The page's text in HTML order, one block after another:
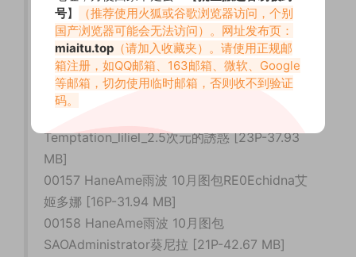
（1356P+20V）- 2 [416P-342.5 MB]
00153 HaneAme雨波 – 雨波2017-2020全
（1356P+20V）- 3 [131P-81.08 MB]
00154 HaneAme雨波 – 雨波2017-2020全
（1356P+20V）- 小视频 [22V 53.58 MB]
Temptation_liliel_2.5次元的誘惑 [23P-37.93
MB]
00157 HaneAme雨波 10月图包RE0Echidna艾
姬多娜 [16P-31.94 MB]
00158 HaneAme雨波 10月图包
SAOAdministrator葵尼拉 [21P-42.67 MB]
号】
（推荐使用火狐或谷歌浏览器访问，个别
国产浏览器可能会无法访问）。网址发布页：
miaitu.top （请加入收藏夹）。请使用正规邮
箱注册，如QQ邮箱、163邮箱、微软、Google
等邮箱，切勿使用临时邮箱，否则收不到验证
码。